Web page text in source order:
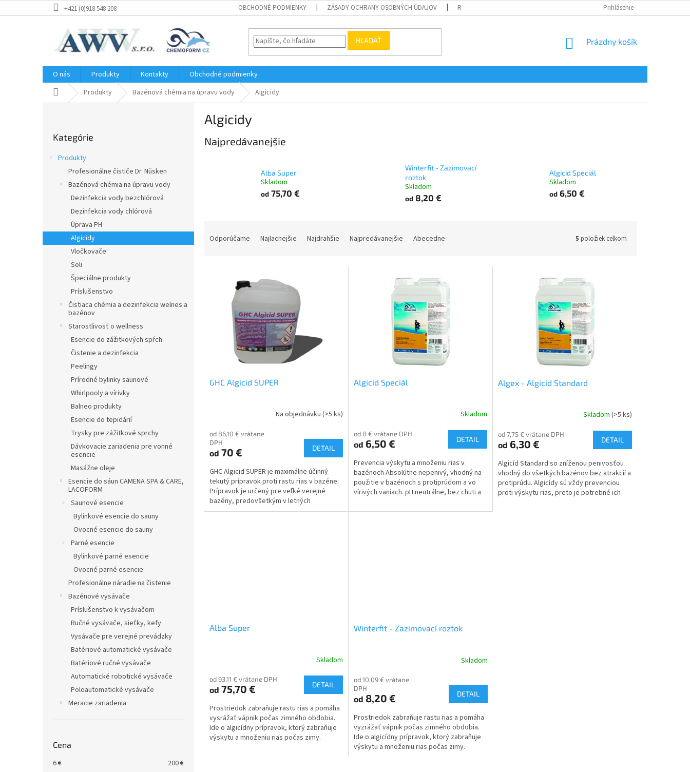
na
+421 (0)918 548 208 OBCHODNÉ PODMIENKY ZÁSADY OCHRANY OSOBNÝCH ÚDAJOV REKLAMÁCIA TOVARU NAPÍŠTE NÁM
Prihlásenie
HĽADAŤ
NÁKUPNÝ
Prázdny košík
O nás Produkty Kontakty
Obchodné podmienky
DomovProdukty Bazénová chémia na úpravu vody Algicidy
kategórie
Kategórie
Produkty
Profesionálne čističe Dr. Nüsken
Bazénová chémia na úpravu vody
Dezinfekcia vody bezchlórová
Dezinfekcia vody chlórová
Úprava PH
Algicidy
Vločkovače
Soli
Špeciálne produkty
Príslušenstvo
Čistiaca chémia a dezinfekcia welnes a
bazénov
Starostlivosť o wellness
Esencie do zážitkových spŕch
Čistenie a dezinfekcia
Peelingy
Prírodné bylinky saunové
Whirlpooly a vírivky
Balneo produkty
Esencie do tepidárií
Trysky pre zážitkové sprchy
Dávkovacie zariadenia pre vonné
esencie
Masážne oleje
Esencie do sáun CAMENA SPA & CARE,
LACOFORM
Saunové esencie
Bylinkové esencie do sauny
Ovocné esencie do sauny
Parné esencie
Bylinkové parné esencie
Ovocné parné esencie
Profesionálne náradie na čistenie
Bazénové vysávače
Príslušenstvo k vysávačom
Ručné vysávače, sieťky, kefy
Vysávače pre verejné prevádzky
Batériové automatické vysávače
Batériové ručné vysávače
Automatické robotické vysávače
Poloautomatické vysávače
Meracie zariadenia
Cena
6€ 200€
Algicidy
Najpredávanejšie
Alba Super
Skladom
od 75,70 €
Winterfit - Zazimovací
roztok
Skladom
od8,20 €
Algicid Speciál
Skladom
od6,50 €
Odporúčame Najlacnejšie Najdrahšie Najpredávanejšie Abecedne 5 položiek celkom
GHC Algicid SUPER
Na objednávku (>5 ks)
od 86,10 € vrátane
DPH
od 70 € DETAIL
GHC Algicid SUPER je maximálne účinný
tekutý prípravok proti rastu rias v bazéne.
Prípravok je určený pre veľké verejné
bazény, predovšetkým v letných
mesiacoch, pri...
Algicid Speciál
Skladom
od 8 € vrátane DPH
od 6,50 € DETAIL
Prevencia výskytu a množeniu rias v
bazénoch Absolútne nepenivý, vhodný na
použitie v bazénoch s protiprúdom a vo
vírivých vaniach. pH neutrálne, bez chuti a
Algex - Algicid Standard
Skladom (>5 ks)
od 7,75 € vrátane DPH
od 6,30 € DETAIL
Algicíd Standard so zníženou penivosťou
vhodný do všetkých bazénov bez atrakcií a
protiprúdu. Algicídy sú vždy prevenciou
proti výskytu rias, preto je potrebné ich
Alba Super
Skladom
od 93,11 € vrátane DPH
od 75,70 € DETAIL
Prostriedok zabraňuje rastu rias a pomáha
vysrážať vápnik počas zimného obdobia.
Ide o algicídny prípravok, ktorý zabraňuje
výskytu a množeniu rias počas zimy.
Winterfit - Zazimovací roztok
Skladom
od 10,09 € vrátane
DPH
od 8,20 € DETAIL
Prostriedok zabraňuje rastu rias a pomáha
vyzrážať vápnik počas zimného obdobia.
Ide o algicídny prípravok, ktorý zabraňuje
výskytu a množeniu rias počas zimy.